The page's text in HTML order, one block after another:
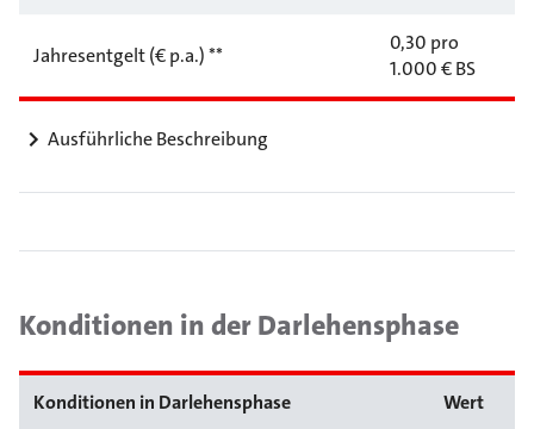
Jahresentgelt (€ p.a.) **
0,30 pro
1.000 € BS
Ausführliche Beschreibung
Konditionen in der Darlehensphase
Konditionen in Darlehensphase Wert